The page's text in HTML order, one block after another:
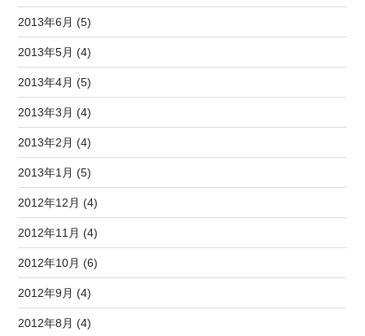
2013年6月 (5)
2013年5月 (4)
2013年4月 (5)
2013年3月 (4)
2013年2月 (4)
2013年1月 (5)
2012年12月 (4)
2012年11月 (4)
2012年10月 (6)
2012年9月 (4)
2012年8月 (4)